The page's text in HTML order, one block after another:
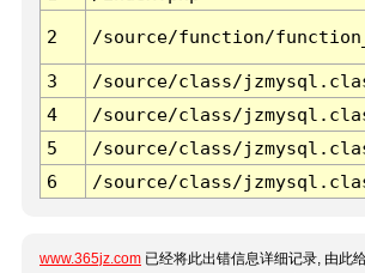
2 /source/function/
3 /source/class/
4
/source/class/
5
/source/class/
6
/source/class/
www.365jz.com 已经将此出错信息详细记录, 由此